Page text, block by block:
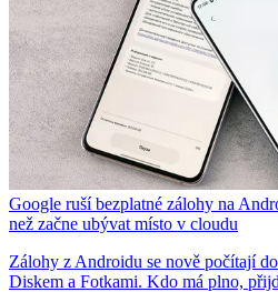
Google ruší bezplatné zálohy na
než začne ubývat místo v cloudu
Zálohy z Androidu se nově počítají
Diskem a Fotkami. Kdo má plno,